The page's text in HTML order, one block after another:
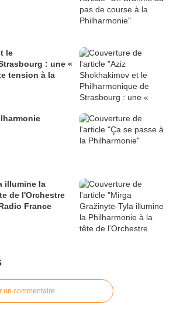
le
: une «
tension à la
illumine la
de l'Orchestre
France
un commentaire